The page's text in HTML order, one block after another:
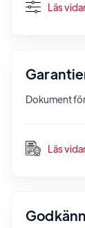
Läs
Dokument
Läs